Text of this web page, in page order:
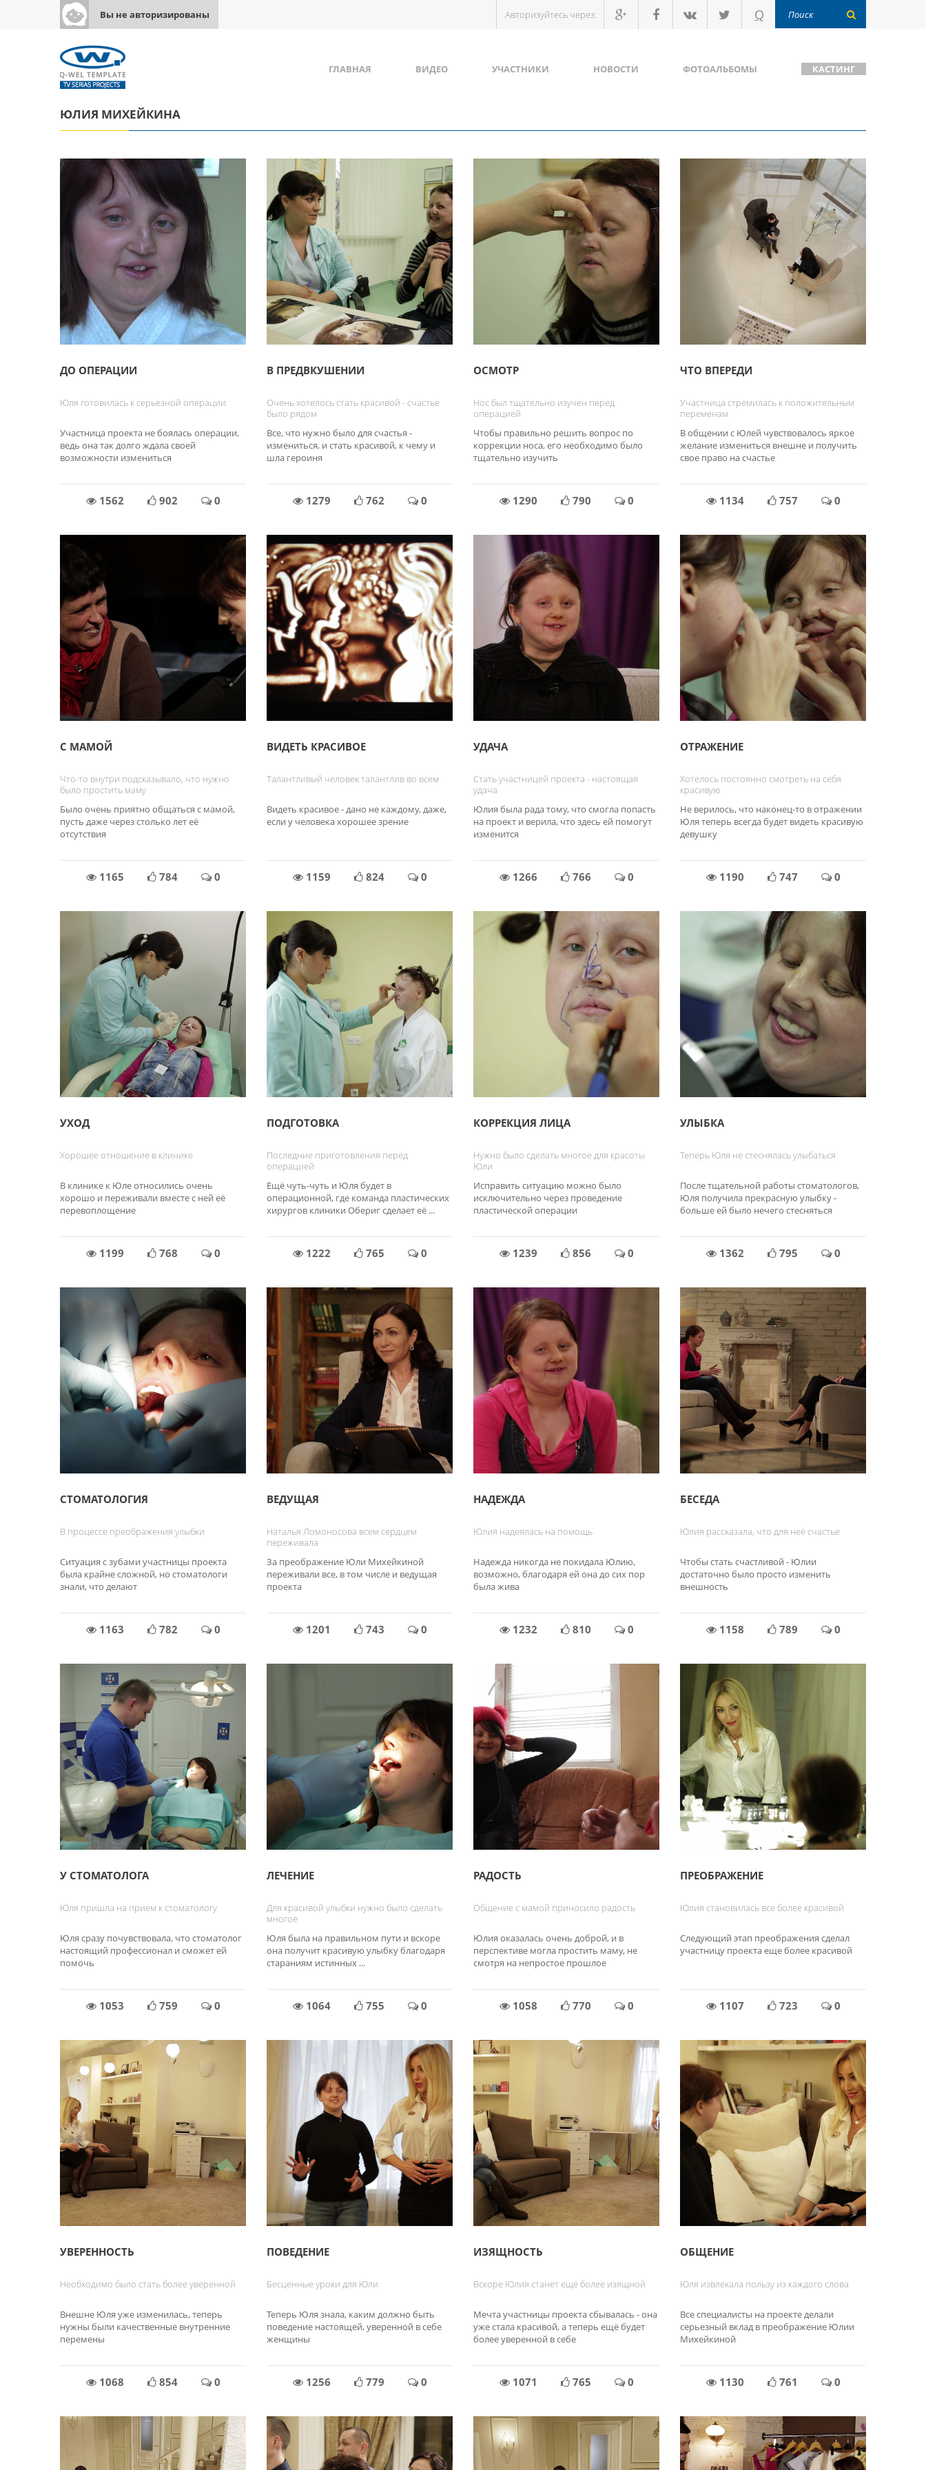
Вы не авторизированы Авторизуйтесь через: Q
ГЛАВНАЯ ВИДЕО УЧАСТНИКИ НОВОСТИ ФОТОАЛЬБОМЫ КАСТИНГ
ЮЛИЯ МИХЕЙКИНА
ДО ОПЕРАЦИИ
Юля готовилась к серьезной операции
Участница проекта не боялась операции,
ведь она так долго ждала своей
возможности измениться
1562 902 0
В ПРЕДВКУШЕНИИ
Очень хотелось стать красивой - счастье
было рядом
Все, что нужно было для счастья -
измениться, и стать красивой, к чему и
шла героиня
1279 762 0
ОСМОТР
Нос был тщательно изучен перед
операцией
Чтобы правильно решить вопрос по
коррекции носа, его необходимо было
тщательно изучить
1290 790 0
ЧТО ВПЕРЕДИ
Участница стремилась к положительным
переменам
В общении с Юлей чувствовалось яркое
желание измениться внешне и получить
свое право на счастье
1134 757 0
С МАМОЙ
Что-то внутри подсказывало, что нужно
было простить маму
Было очень приятно общаться с мамой,
пусть даже через столько лет её
отсутствия
1165 784 0
ВИДЕТЬ КРАСИВОЕ
Талантливый человек талантлив во всем
Видеть красивое - дано не каждому, даже,
если у человека хорошее зрение
1159 824 0
УДАЧА
Стать участницей проекта - настоящая
удача
Юлия была рада тому, что смогла попасть
на проект и верила, что здесь ей помогут
изменится
1266 766 0
ОТРАЖЕНИЕ
Хотелось постоянно смотреть на себя
красивую
Не верилось, что наконец-то в отражении
Юля теперь всегда будет видеть красивую
девушку
1190 747 0
УХОД
Хорошее отношение в клинике
В клинике к Юле относились очень
хорошо и переживали вместе с ней её
перевоплощение
1199 768 0
ПОДГОТОВКА
Последние приготовления перед
операцией
Ещё чуть-чуть и Юля будет в
операционной, где команда пластических
хирургов клиники Обериг сделает её ...
1222 765 0
КОРРЕКЦИЯ ЛИЦА
Нужно было сделать многое для красоты
Юли
Исправить ситуацию можно было
исключительно через проведение
пластической операции
1239 856 0
УЛЫБКА
Теперь Юля не стеснялась улыбаться
После тщательной работы стоматологов,
Юля получила прекрасную улыбку -
больше ей было нечего стесняться
1362 795 0
СТОМАТОЛОГИЯ
В процессе преображения улыбки
Ситуация с зубами участницы проекта
была крайне сложной, но стоматологи
знали, что делают
1163 782 0
ВЕДУЩАЯ
Наталья Ломоносова всем сердцем
переживала
За преображение Юли Михейкиной
переживали все, в том числе и ведущая
проекта
1201 743 0
НАДЕЖДА
Юлия надеялась на помощь
Надежда никогда не покидала Юлию,
возможно, благодаря ей она до сих пор
была жива
1232 810 0
БЕСЕДА
Юлия рассказала, что для неё счастье
Чтобы стать счастливой - Юлии
достаточно было просто изменить
внешность
1158 789 0
У СТОМАТОЛОГА
Юля пришла на прием к стоматологу
Юля сразу почувствовала, что стоматолог
настоящий профессионал и сможет ей
помочь
1053 759 0
ЛЕЧЕНИЕ
Для красивой улыбки нужно было сделать
многое
Юля была на правильном пути и вскоре
она получит красивую улыбку благодаря
стараниям истинных ...
1064 755 0
РАДОСТЬ
Общение с мамой приносило радость
Юлия оказалась очень доброй, и в
перспективе могла простить маму, не
смотря на непростое прошлое
1058 770 0
ПРЕОБРАЖЕНИЕ
Юлия становилась все более красивой
Следующий этап преображения сделал
участницу проекта еще более красивой
1107 723 0
УВЕРЕННОСТЬ
Необходимо было стать более уверенной
Внешне Юля уже изменилась, теперь
нужны были качественные внутренние
перемены
1068 854 0
ПОВЕДЕНИЕ
Бесценные уроки для Юли
Теперь Юля знала, каким должно быть
поведение настоящей, уверенной в себе
женщины
1256 779 0
ИЗЯЩНОСТЬ
Вскоре Юлия станет ещё более изящной
Мечта участницы проекта сбывалась - она
уже стала красивой, а теперь ещё будет
более уверенной в себе
1071 765 0
ОБЩЕНИЕ
Юля извлекала пользу из каждого слова
Все специалисты на проекте делали
серьезный вклад в преображение Юлии
Михейкиной
1130 761 0